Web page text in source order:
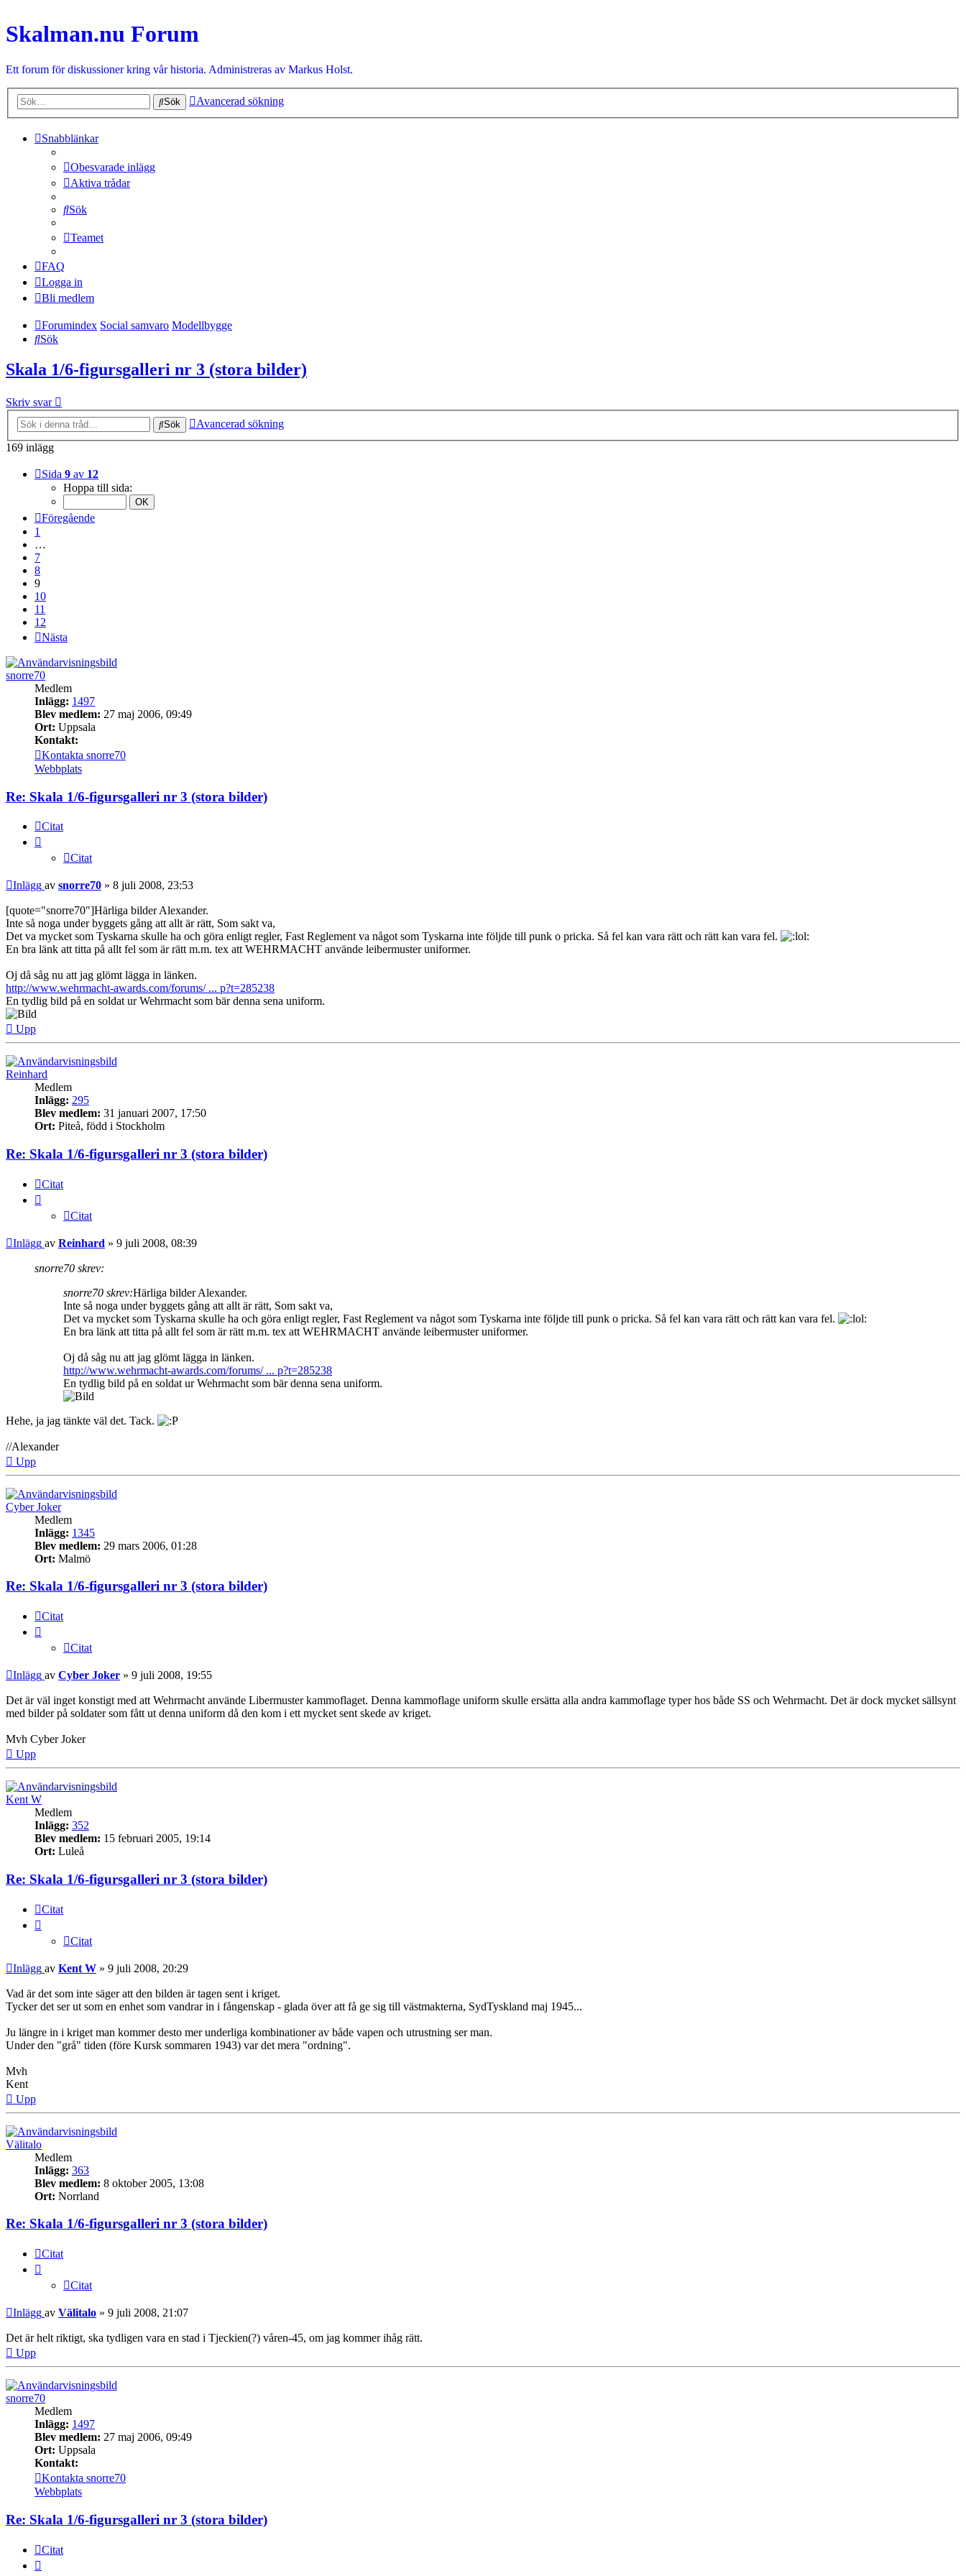
Skalman.nu Forum
Ett forum för diskussioner kring vår historia. Administreras av Markus Holst.
Sök Avancerad sökning
Snabblänkar
Obesvarade inlägg
Aktiva trådar
Sök
Teamet
FAQ
Logga in
Bli medlem
Forumindex Social samvaro Modellbygge
Sök
Skala 1/6-figursgalleri nr 3 (stora bilder)
Skriv svar
Sök
Avancerad sökning
169 inlägg
Sida 9 av 12
Hoppa till sida:
Föregående
1
…
7
8
9
10
11
12
Nästa
snorre70
Medlem
Inlägg: 1497
Blev medlem: 27 maj 2006, 09:49
Ort: Uppsala
Kontakt:
Kontakta snorre70
Webbplats
Re: Skala 1/6-figursgalleri nr 3 (stora bilder)
Citat
Citat
Inlägg av snorre70 » 8 juli 2008, 23:53
[quote="snorre70"]Härliga bilder Alexander.
Inte så noga under byggets gång att allt är rätt, Som sakt va,
Det va mycket som Tyskarna skulle ha och göra enligt regler, Fast Reglement va något som Tyskarna inte följde till punk o pricka. Så fel kan vara rätt och rätt kan vara fel.
En bra länk att titta på allt fel som är rätt m.m. tex att WEHRMACHT använde leibermuster uniformer.
Oj då såg nu att jag glömt lägga in länken.
http://www.wehrmacht-awards.com/forums/ ... p?t=285238
En tydlig bild på en soldat ur Wehrmacht som bär denna sena uniform.
Upp
Reinhard
Medlem
Inlägg: 295
Blev medlem: 31 januari 2007, 17:50
Ort: Piteå, född i Stockholm
Re: Skala 1/6-figursgalleri nr 3 (stora bilder)
Citat
Citat
Inlägg av Reinhard » 9 juli 2008, 08:39
snorre70 skrev:
snorre70 skrev:Härliga bilder Alexander.
Inte så noga under byggets gång att allt är rätt, Som sakt va,
Det va mycket som Tyskarna skulle ha och göra enligt regler, Fast Reglement va något som Tyskarna inte följde till punk o pricka. Så fel kan vara rätt och rätt kan vara fel.
En bra länk att titta på allt fel som är rätt m.m. tex att WEHRMACHT använde leibermuster uniformer.
Oj då såg nu att jag glömt lägga in länken.
http://www.wehrmacht-awards.com/forums/ ... p?t=285238
En tydlig bild på en soldat ur Wehrmacht som bär denna sena uniform.
Hehe, ja jag tänkte väl det. Tack.
//Alexander
Upp
Cyber Joker
Medlem
Inlägg: 1345
Blev medlem: 29 mars 2006, 01:28
Ort: Malmö
Re: Skala 1/6-figursgalleri nr 3 (stora bilder)
Citat
Citat
Inlägg av Cyber Joker » 9 juli 2008, 19:55
Det är väl inget konstigt med att Wehrmacht använde Libermuster kammoflaget. Denna kammoflage uniform skulle ersätta alla andra kammoflage typer hos både SS och Wehrmacht. Det är dock mycket sällsynt
med bilder på soldater som fått ut denna uniform då den kom i ett mycket sent skede av kriget.
Mvh Cyber Joker
Upp
Kent W
Medlem
Inlägg: 352
Blev medlem: 15 februari 2005, 19:14
Ort: Luleå
Re: Skala 1/6-figursgalleri nr 3 (stora bilder)
Citat
Citat
Inlägg av Kent W » 9 juli 2008, 20:29
Vad är det som inte säger att den bilden är tagen sent i kriget.
Tycker det ser ut som en enhet som vandrar in i fångenskap - glada över att få ge sig till västmakterna, SydTyskland maj 1945...
Ju längre in i kriget man kommer desto mer underliga kombinationer av både vapen och utrustning ser man.
Under den "grå" tiden (före Kursk sommaren 1943) var det mera "ordning".
Mvh
Kent
Upp
Välitalo
Medlem
Inlägg: 363
Blev medlem: 8 oktober 2005, 13:08
Ort: Norrland
Re: Skala 1/6-figursgalleri nr 3 (stora bilder)
Citat
Citat
Inlägg av Välitalo » 9 juli 2008, 21:07
Det är helt riktigt, ska tydligen vara en stad i Tjeckien(?) våren-45, om jag kommer ihåg rätt.
Upp
snorre70
Medlem
Inlägg: 1497
Blev medlem: 27 maj 2006, 09:49
Ort: Uppsala
Kontakt:
Kontakta snorre70
Webbplats
Re: Skala 1/6-figursgalleri nr 3 (stora bilder)
Citat